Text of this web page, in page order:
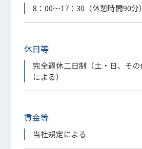
8：00～17：30（休憩時間90分）
休日等
完全週休二日制（土・日、そ
による）
賃金等
当社規定による